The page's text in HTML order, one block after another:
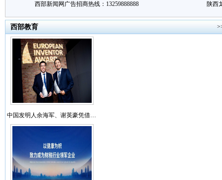
西部新闻网广告招商热线：13259888888 陕西
西部教育
中国发明人余海军、谢英豪凭借…